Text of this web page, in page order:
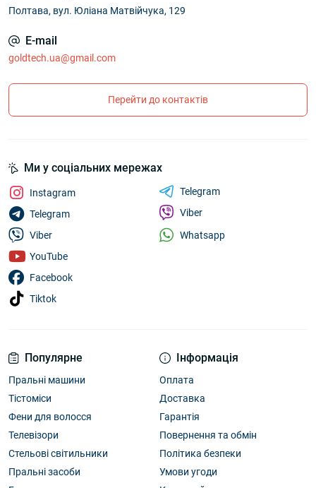
Полтава, вул. Юліана Матвійчука, 129
E-mail
goldtech.ua@gmail.com
Перейти до контактів
Популярне
Пральні машини
Тістоміси
Фени для волосся
Телевізори
Стельові світильники
Пральні засоби
Інформація
Оплата
Доставка
Гарантія
Повернення та обмін
Політика безпеки
Умови угоди
Ми у соціальних мережах
Instagram
Telegram
Viber
YouTube
Facebook
Tiktok
Telegram
Viber
Whatsapp